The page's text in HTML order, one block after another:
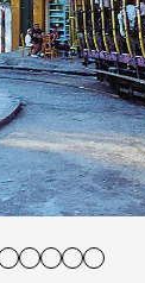
Inhalte mit